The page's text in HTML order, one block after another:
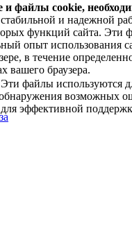
файлы cookie,
и надежной
функций сайта. Эти
опыт использования
в течение
вашего браузера.
Эти файлы используются
обнаружения возможных
эффективной